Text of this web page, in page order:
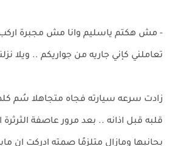
- مش هكتم ياسليم وانا مش مجبرة اركب
تعاملني كإني جاريه من جواريكم .. ويلا
زادت سرعه سيارته فجاه متجاهلا سُم
قلبه قبل اذانه .. بعد مرور عاصفة
بحانبها ومازال متلزمًا صمته ادركت ان